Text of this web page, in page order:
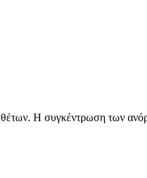
Η συγκέντρωση των